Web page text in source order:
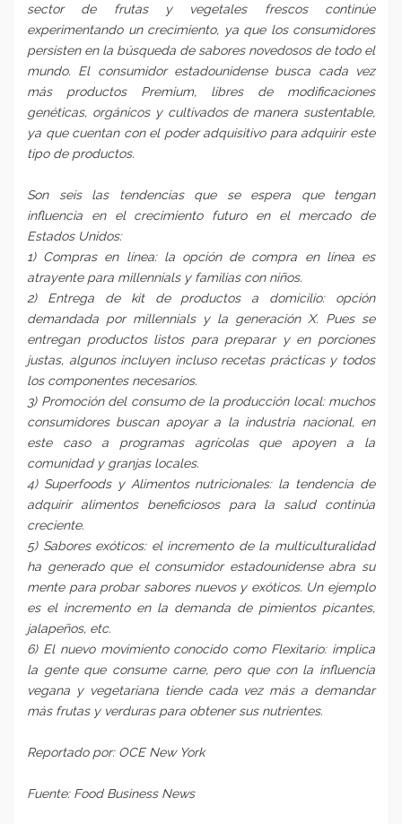
sector de frutas y vegetales frescos continúe
experimentando un crecimiento, ya que los consumidores
persisten en la búsqueda de sabores novedosos de todo el
mundo. El consumidor estadounidense busca cada vez
más productos Premium, libres de modificaciones
genéticas, orgánicos y cultivados de manera sustentable,
ya que cuentan con el poder adquisitivo para adquirir este
tipo de productos.
Son seis las tendencias que se espera que tengan
influencia en el crecimiento futuro en el mercado de
Estados Unidos:
1) Compras en línea: la opción de compra en línea es
atrayente para millennials y familias con niños.
2) Entrega de kit de productos a domicilio: opción
demandada por millennials y la generación X. Pues se
entregan productos listos para preparar y en porciones
justas, algunos incluyen incluso recetas prácticas y todos
los componentes necesarios.
3) Promoción del consumo de la producción local: muchos
consumidores buscan apoyar a la industria nacional, en
este caso a programas agrícolas que apoyen a la
comunidad y granjas locales.
4) Superfoods y Alimentos nutricionales: la tendencia de
adquirir alimentos beneficiosos para la salud continúa
creciente.
5) Sabores exóticos: el incremento de la multiculturalidad
ha generado que el consumidor estadounidense abra su
mente para probar sabores nuevos y exóticos. Un ejemplo
es el incremento en la demanda de pimientos picantes,
jalapeños, etc.
6) El nuevo movimiento conocido como Flexitario: implica
la gente que consume carne, pero que con la influencia
vegana y vegetariana tiende cada vez más a demandar
más frutas y verduras para obtener sus nutrientes.
Reportado por: OCE New York
Fuente: Food Business News